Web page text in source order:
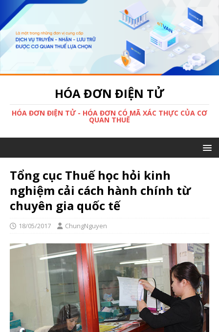
HÓA ĐƠN ĐIỆN TỬ
HÓA ĐƠN ĐIỆN TỬ - HÓA ĐƠN CÓ MÃ XÁC THỰC CỦA CƠ
QUAN THUẾ
Tổng cục Thuế học hỏi kinh
nghiệm cải cách hành chính từ
chuyên gia quốc tế
18/05/2017 ChungNguyen